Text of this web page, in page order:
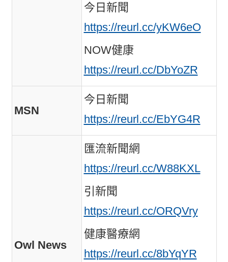
今日新聞
https://reurl.cc/yKW6eO
NOW健康
https://reurl.cc/DbYoZR
MSN
今日新聞
https://reurl.cc/EbYG4R
Owl News
匯流新聞網
https://reurl.cc/W88KXL
引新聞
https://reurl.cc/ORQVry
健康醫療網
https://reurl.cc/8bYqYR